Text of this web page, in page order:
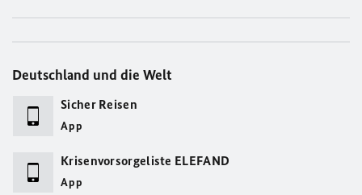
Deutschland und die Welt
Sicher Reisen
App
Krisenvorsorgeliste ELEFAND
App